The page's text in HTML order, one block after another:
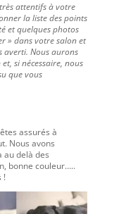
attentifs à votre
la liste des points
et quelques photos
» dans votre salon et
averti. Nous aurons
si nécessaire, nous
que vous
assurés à
Nous avons
au delà des
bonne couleur…..
!